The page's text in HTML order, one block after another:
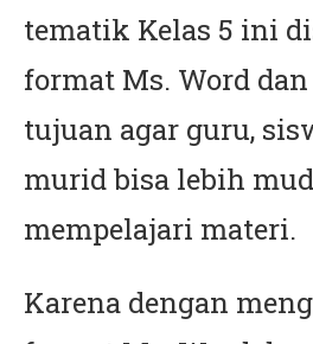
tematik Kelas 5 ini
format Ms. Word dan
tujuan agar guru,
murid bisa lebih
mempelajari materi.
Karena dengan